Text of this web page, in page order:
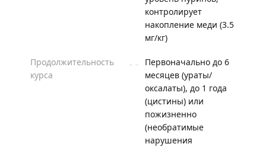
контролирует
накопление меди (3.5
мг/кг)
Продолжительность
курса
Первоначально до 6
месяцев (ураты/
оксалаты), до 1 года
(цистины) или
пожизненно
(необратимые
нарушения